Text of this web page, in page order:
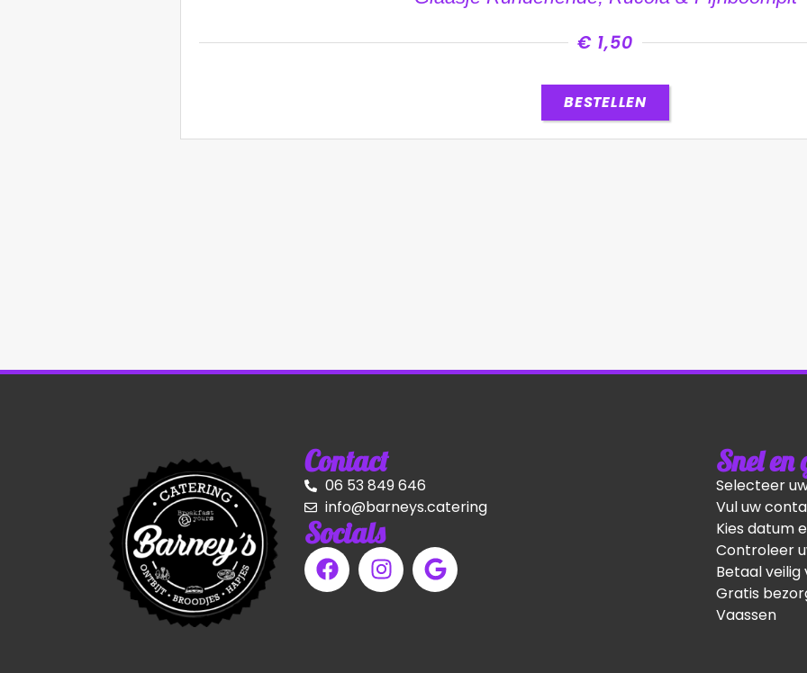
€ 1,50
BESTELLEN
Contact
06 53 849 646
info@barneys.catering
Socials
Snel
Selecteer
Vul uw
Kies datum
Controleer
Betaal veilig
Gratis
Vaassen